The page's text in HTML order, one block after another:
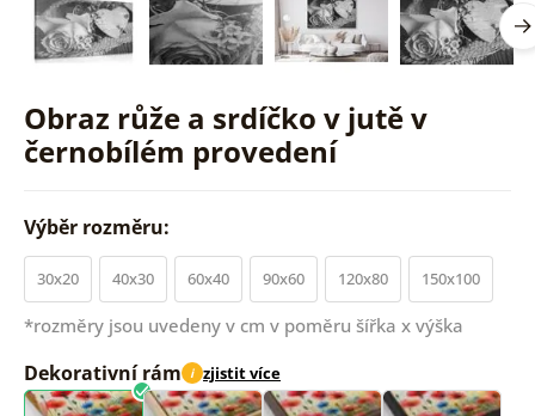
Obraz růže a srdíčko v jutě v
černobílém provedení
Výběr rozměru:
30x20 40x30 60x40 90x60 120x80 150x100
*rozměry jsou uvedeny v cm v poměru šířka x výška
Dekorativní rám i zjistit více